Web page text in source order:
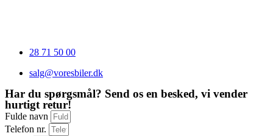
28 71 50 00
salg@voresbiler.dk
Har du spørgsmål? Send os en besked, vi vender
hurtigt retur!
Fulde navn
Telefon nr.